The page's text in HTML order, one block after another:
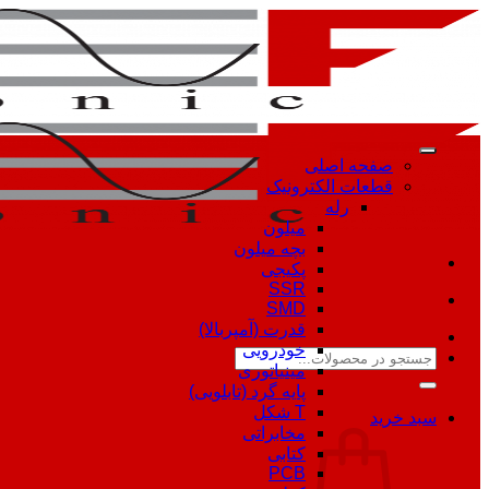
Skip
جستجو
سبد خرید
صفحه اصلی
قطعات الکترونیک
رله
میلون
بچه میلون
پکیجی
SSR
SMD
قدرت (آمپربالا)
خودرویی
مینیاتوری
پایه گرد (تابلویی)
T شکل
مخابراتی
کتابی
PCB